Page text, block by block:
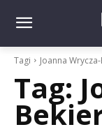
Tagi Joanna
Tag: